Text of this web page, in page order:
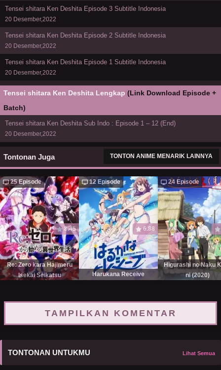
Tensei shitara Ken Deshita Episode 3 Subtitle Indonesia
20 Desember,2022
Tensei shitara Ken Deshita Episode 2 Subtitle Indonesia
20 Desember,2022
Tensei shitara Ken Deshita Episode 1 Subtitle Indonesia
20 Desember,2022
Tensei shitara Ken Deshita Lengkap (Link Download Episode +
Batch)
Tensei shitara Ken Deshita Sub Indo : Episode 1 – 12 (End)
20 Desember,2022
Tontonan Juga TONTON ANIME MENARIK LAINNYA
25 Episode
8.45
Re: Zero kara Hajimeru
Isekai Seikatsu
12 Episode
6.88
Harukana Receive
24 Episode
Higurashi no Naku
ni (2020)
TAMPILKAN KOMENTAR
TONTONAN UNTUKMU Lihat Semua